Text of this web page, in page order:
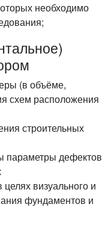
необходимо
(в объёме,
схем расположения
строительных
параметры дефектов
визуального и
фундаментов и